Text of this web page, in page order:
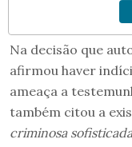
Na decisão que
afirmou haver
ameaça a
também citou a
criminosa